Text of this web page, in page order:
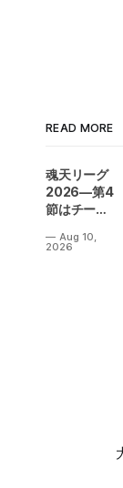
READ MORE
魂天リーグ
2026—第4
節はチーム
ついに首位
Aug 10,
2026